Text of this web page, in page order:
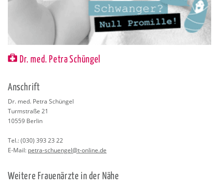
Dr. med. Petra Schüngel
An­schrift
Dr. med. Petra Schün­gel
Turm­stra­ße 21
10559 Ber­lin
Tel.:(030) 393 23 22
E-Mail: petra-schu­en­gel@​t-​online.​de
Wei­te­re Frau­en­ärz­te in der Nähe